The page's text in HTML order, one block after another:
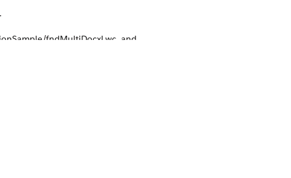
fndMultiDocxLwc, and